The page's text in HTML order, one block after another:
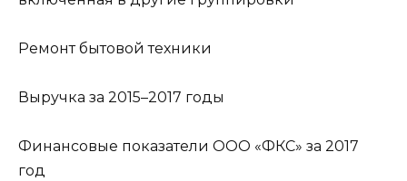
Ремонт бытовой техники
Выручка за 2015–2017 годы
Финансовые показатели ООО «ФКС» за 2017
год